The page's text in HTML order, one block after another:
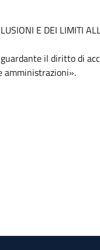
E DEI LIMITI
il diritto di
amministrazioni».